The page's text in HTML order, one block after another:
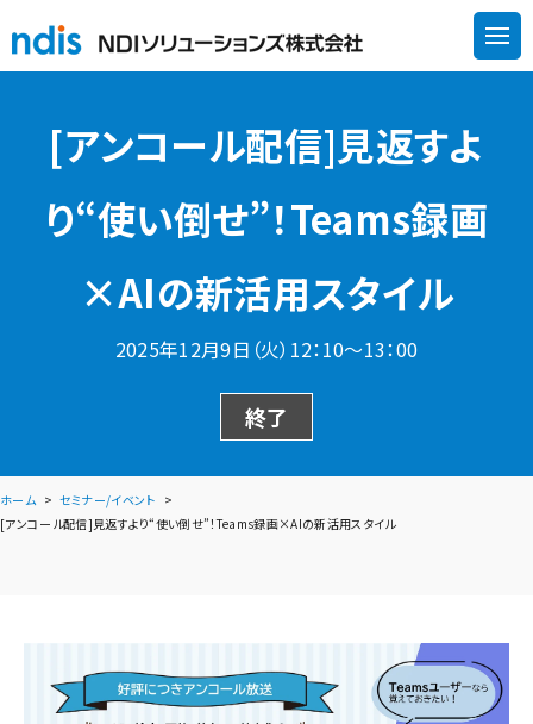
[アンコール配信]見返すよ
り“使い倒せ”！Teams録画
×AIの新活用スタイル
2025年12月9日（火）12：10～13：00
終了
ホーム
セミナー/イベント
[アンコール配信]見返すより“使い倒せ”！Teams録画×AIの新活用スタイル